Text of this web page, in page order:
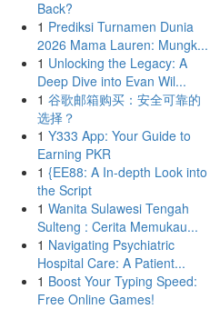
Back?
1 Prediksi Turnamen Dunia
2026 Mama Lauren: Mungk...
1 Unlocking the Legacy: A
Deep Dive into Evan Wil...
1 谷歌邮箱购买：安全可靠的
选择？
1 Y333 App: Your Guide to
Earning PKR
1 {EE88: A In-depth Look into
the Script
1 Wanita Sulawesi Tengah
Sulteng : Cerita Memukau...
1 Navigating Psychiatric
Hospital Care: A Patient...
1 Boost Your Typing Speed:
Free Online Games!